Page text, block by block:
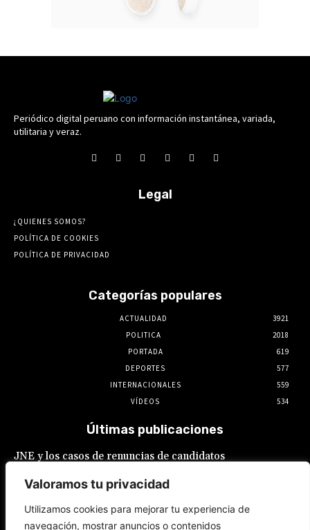
Valoramos tu privacidad
Utilizamos cookies para mejorar tu experiencia de
navegación, mostrar anuncios o contenidos
Periódico digital peruano con información instantánea, variada,
utilitaria y veraz.
Legal
¿QUIENES SOMOS?
POLÍTICA DE COOKIES
POLÍTICA DE PRIVACIDAD
Categorías populares
ACTUALIDAD
3921
POLITICA
2018
PORTADA
619
DEPORTES
577
INTERNACIONALES
559
VÍDEOS
534
Últimas publicaciones
JNE y los casos de renuncias de candidatos
Constitución está por encima del reglamento